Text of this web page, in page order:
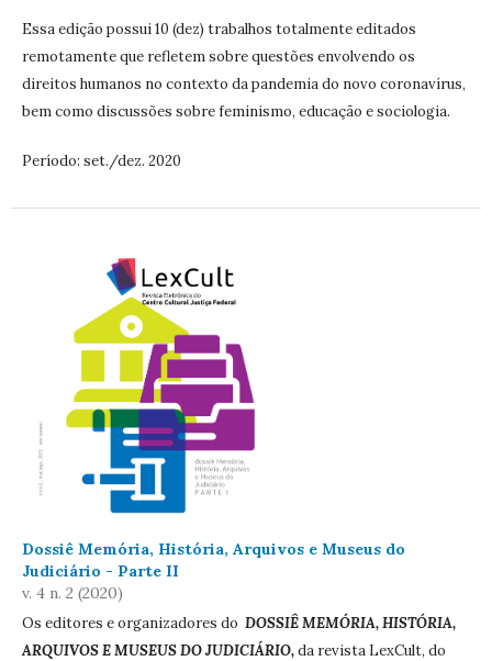
Essa edição possui 10 (dez) trabalhos totalmente editados
remotamente que refletem sobre questões envolvendo os
direitos humanos no contexto da pandemia do novo coronavírus,
bem como discussões sobre feminismo, educação e sociologia.
Período: set./dez. 2020
Dossiê Memória, História, Arquivos e Museus do
Judiciário - Parte II
v. 4 n. 2 (2020)
Os editores e organizadores do DOSSIÊ MEMÓRIA, HISTÓRIA,
ARQUIVOS E MUSEUS DO JUDICIÁRIO,da revista LexCult, do